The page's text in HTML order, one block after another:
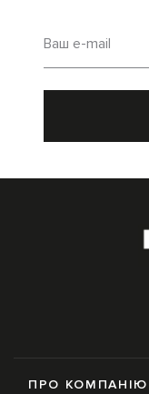
Ваш e-mail
ПРО КОМПАНІЮ